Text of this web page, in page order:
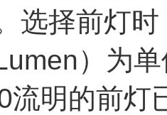
选择前灯
）为
流明的前灯